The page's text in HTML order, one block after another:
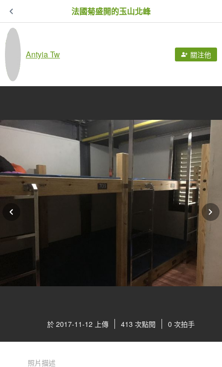
法國菊盛開的玉山北峰
Antyia Tw 關注他
於 2017-11-12 上傳 413 次點閱 0 次拍手
照片描述